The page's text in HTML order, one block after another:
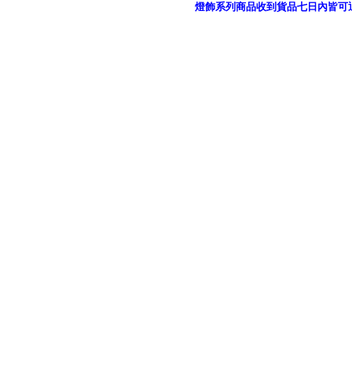
燈飾系列商品收到貨品七日內皆